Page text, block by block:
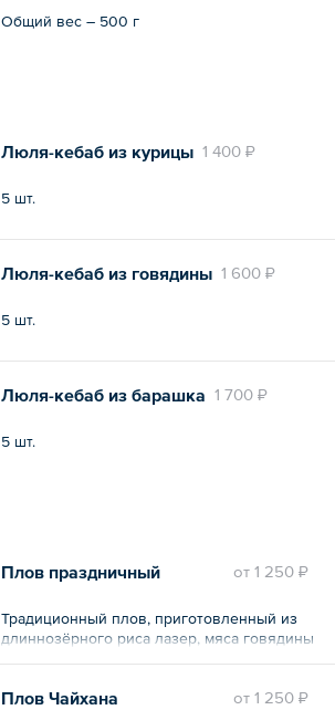
Общий вес – 500 г
1 400 ₽
Люля-кебаб из курицы
5 шт.
1 600 ₽
Люля-кебаб из говядины
5 шт.
1 700 ₽
Люля-кебаб из барашка
5 шт.
oт 1 250 ₽
Плов праздничный
Традиционный плов, приготовленный из
длиннозёрного риса лазер, мяса говядины
oт 1 250 ₽
Плов Чайхана